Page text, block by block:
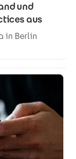
und
aus
in Berlin